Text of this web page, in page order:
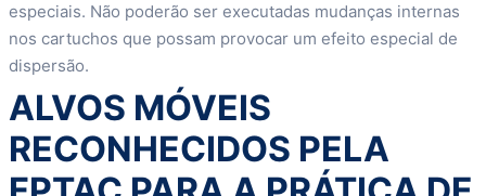
especiais. Não poderão ser executadas mudanças internas
nos cartuchos que possam provocar um efeito especial de
dispersão.
ALVOS MÓVEIS
RECONHECIDOS PELA